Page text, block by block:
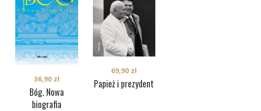
Bóg. Nowa
biografia
36,90 zł Papież i prezydent
69,90 zł